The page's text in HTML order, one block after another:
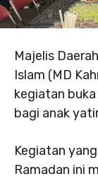
Majelis
Islam (MD
kegiatan
bagi anak
Kegiatan
Ramadan ini